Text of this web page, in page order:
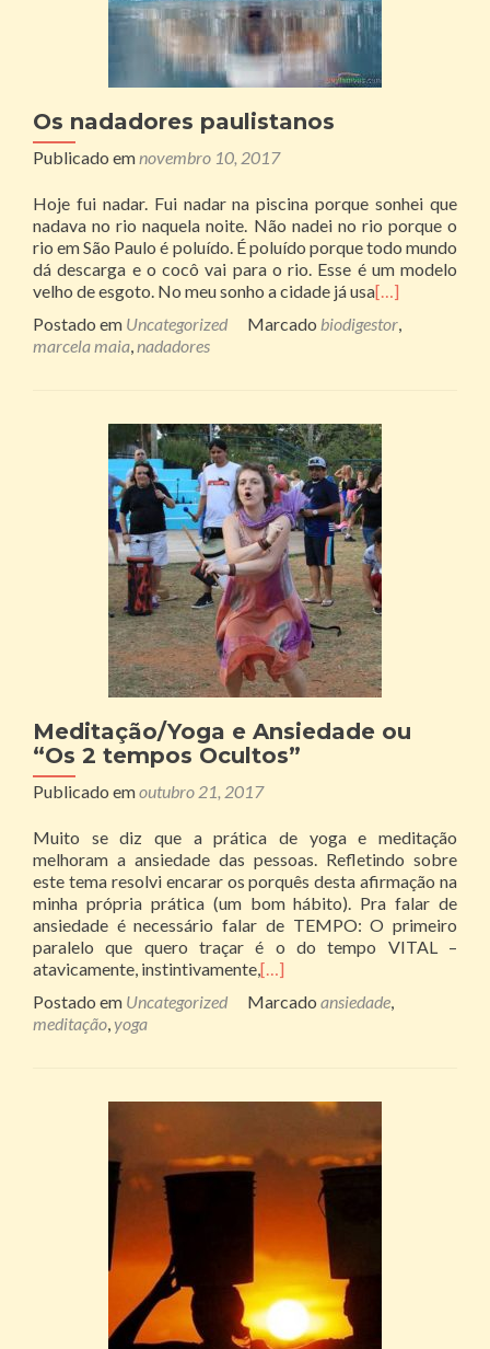
Os nadadores paulistanos
Publicado emnovembro 10, 2017
Hoje fui nadar. Fui nadar na piscina porque sonhei que
nadava no rio naquela noite. Não nadei no rio porque o
rio em São Paulo é poluído. É poluído porque todo mundo
dá descarga e o cocô vai para o rio. Esse é um modelo
velho de esgoto. No meu sonho a cidade já usa[…]
Postado em Uncategorized Marcado biodigestor,
marcela maia,nadadores
Meditação/Yoga e Ansiedade ou
“Os 2 tempos Ocultos”
Publicado emoutubro 21, 2017
Muito se diz que a prática de yoga e meditação
melhoram a ansiedade das pessoas. Refletindo sobre
este tema resolvi encarar os porquês desta afirmação na
minha própria prática (um bom hábito). Pra falar de
ansiedade é necessário falar de TEMPO: O primeiro
paralelo que quero traçar é o do tempo VITAL –
atavicamente, instintivamente,[…]
Postado em Uncategorized Marcado ansiedade,
meditação,yoga